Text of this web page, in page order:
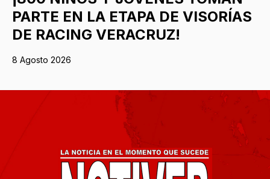
PARTE EN LA ETAPA DE VISORÍAS
DE RACING VERACRUZ!
8 Agosto 2026